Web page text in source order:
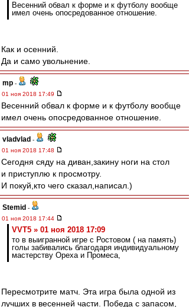
Весенний обвал к форме и к футболу вообще
имел очень опосредованное отношение.
Как и осенний.
Да и само увольнение.
mp -
01 ноя 2018 17:49
Весенний обвал к форме и к футболу вообще
имел очень опосредованное отношение.
vladvlad -
01 ноя 2018 17:48
Сегодня сяду на диван,закину ноги на стол
и приступлю к просмотру.
И покуй,кто чего сказал,написал.)
Stemid -
01 ноя 2018 17:44
VVT5 » 01 ноя 2018 17:09
то в выигранной игре с Ростовом ( на память)
голы забивались благодаря индивидуальному
мастерству Ореха и Промеса,
Пересмотрите матч. Эта игра была одной из
лучших в весенней части. Победа с запасом,